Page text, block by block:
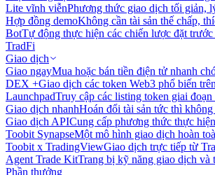
Lite vĩnh viễnPhương thức giao dịch tối giản,
Hợp đồng demoKhông cần tài sản thế chấp,
BotTự động thực hiện các chiến lược đặt
TradFi
Giao dịch
Giao ngayMua hoặc bán tiền điện tử nhanh
DEX +Giao dịch các token Web3 phổ biến
LaunchpadTruy cập các listing token giai đoạn
Giao dịch nhanhHoán đổi tài sản tức thì
Giao dịch APICung cấp phương thức thực
Toobit SynapseMột mô hình giao dịch hoàn
Toobit x TradingViewGiao dịch trực tiếp từ
Agent Trade KitTrang bị kỹ năng giao dịch và
Phần thưởng